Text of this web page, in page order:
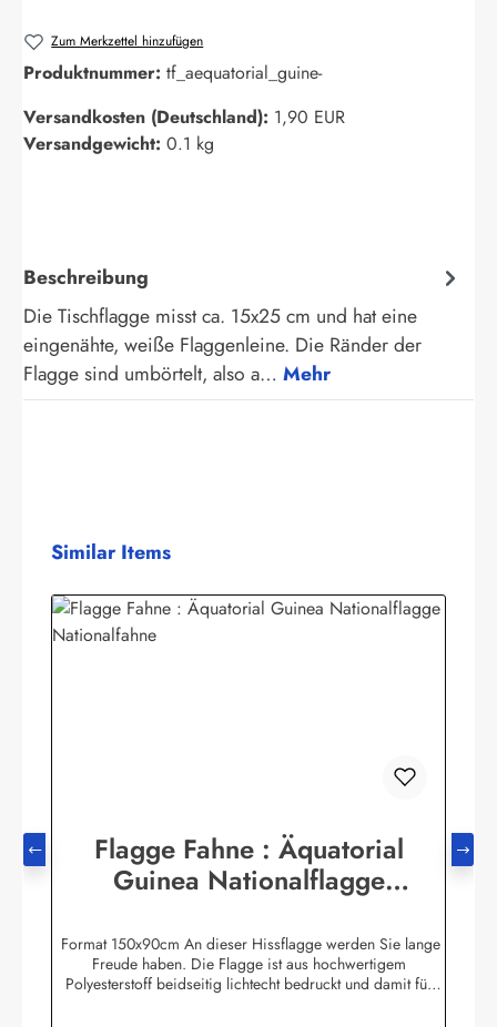
Zum Merkzettel hinzufügen
Produktnummer: tf_aequatorial_guine-
Versandkosten (Deutschland): 1,90 EUR
Versandgewicht: 0.1 kg
Beschreibung
Die Tischflagge misst ca. 15x25 cm und hat eine
eingenähte, weiße Flaggenleine. Die Ränder der
Flagge sind umbörtelt, also a… Mehr
Produktgalerie überspringen
Similar Items
Flagge Fahne : Äquatorial
Guinea Nationalflagge
Format 150x90cm An dieser Hissflagge werden Sie lange
Freude haben. Die Flagge ist aus hochwertigem
Polyesterstoff beidseitig lichtecht bedruckt und damit für